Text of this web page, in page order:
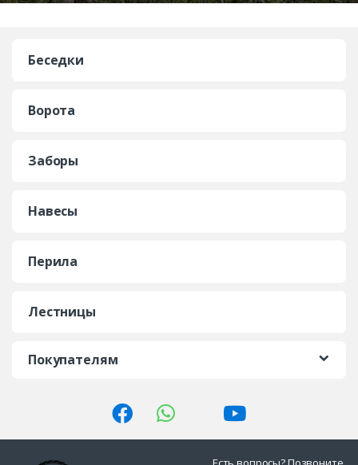
Беседки
Ворота
Заборы
Навесы
Перила
Лестницы
Покупателям